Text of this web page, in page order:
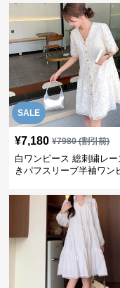
SALE
¥7,180 ¥7980(割引前)
白ワンピース 総刺繍レー
きパフスリーブ半袖ワン